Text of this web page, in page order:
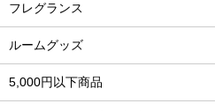
フレグランス
ルームグッズ
5,000円以下商品